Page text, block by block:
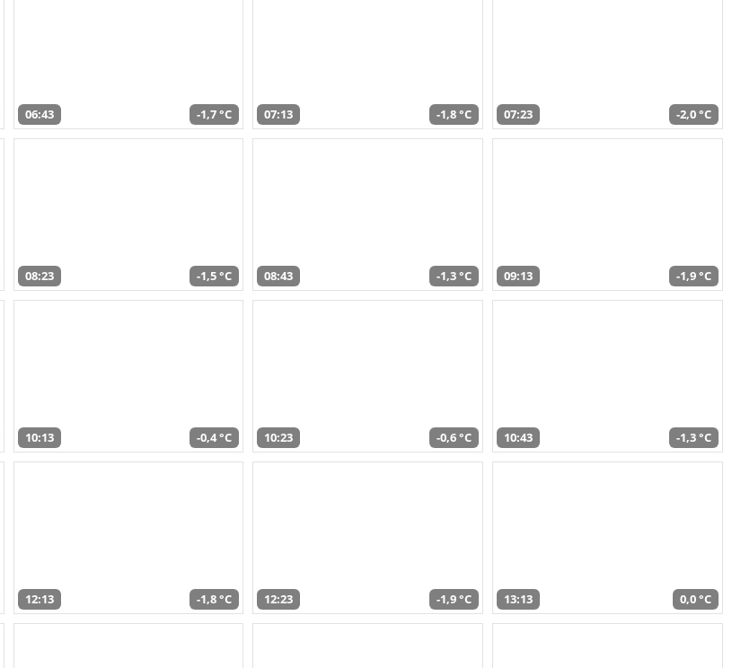
06:43 -1,7 °C 07:13 -1,8 °C 07:23 -2,0 °C
08:23 -1,5 °C 08:43 -1,3 °C 09:13 -1,9 °C
10:13 -0,4 °C 10:23 -0,6 °C 10:43 -1,3 °C
12:13 -1,8 °C 12:23 -1,9 °C 13:13 0,0 °C